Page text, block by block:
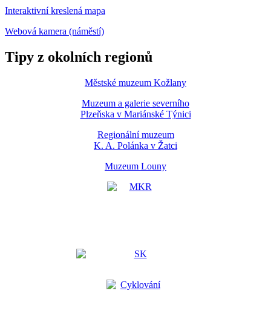
Interaktivní kreslená mapa
Webová kamera (náměstí)
Tipy z okolních regionů
Městské muzeum Kožlany
Muzeum a galerie severního
Plzeňska v Mariánské Týnici
Regionální muzeum
K. A. Polánka v Žatci
Muzeum Louny